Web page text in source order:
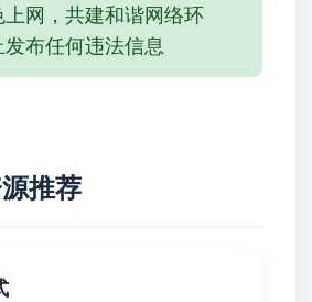
网，共建和谐网络环
布任何违法信息
推荐